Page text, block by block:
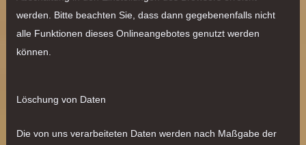
werden. Bitte beachten Sie, dass dann gegebenenfalls nicht
alle Funktionen dieses Onlineangebotes genutzt werden
können.
Löschung von Daten
Die von uns verarbeiteten Daten werden nach Maßgabe der